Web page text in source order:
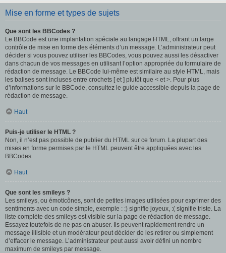
Mise en forme et types de sujets
Que sont les BBCodes ?
Le BBCode est une implantation spéciale au langage HTML, offrant un large
contrôle de mise en forme des éléments d’un message. L’administrateur peut
décider si vous pouvez utiliser les BBCodes, vous pouvez aussi les désactiver
dans chacun de vos messages en utilisant l’option appropriée du formulaire de
rédaction de message. Le BBCode lui-même est similaire au style HTML, mais
les balises sont incluses entre crochets [ et ] plutôt que < et >. Pour plus
d’informations sur le BBCode, consultez le guide accessible depuis la page de
rédaction de message.
Haut
Puis-je utiliser le HTML ?
Non, il n’est pas possible de publier du HTML sur ce forum. La plupart des
mises en forme permises par le HTML peuvent être appliquées avec les
BBCodes.
Haut
Que sont les smileys ?
Les smileys, ou émoticônes, sont de petites images utilisées pour exprimer des
sentiments avec un code simple, exemple : :) signifie joyeux, :( signifie triste. La
liste complète des smileys est visible sur la page de rédaction de message.
Essayez toutefois de ne pas en abuser. Ils peuvent rapidement rendre un
message illisible et un modérateur peut décider de les retirer ou simplement
d’effacer le message. L’administrateur peut aussi avoir défini un nombre
maximum de smileys par message.